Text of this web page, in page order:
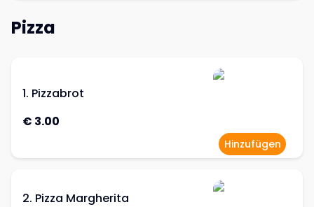
Pizza
1. Pizzabrot
€ 3.00
Hinzufügen
2. Pizza Margherita